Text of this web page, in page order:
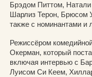
Брэдом Питтом,
Шарлиз Терон, Брюсом
также с номинантами и
Режиссёром
Окерман, который
включая интервью с
Луисом Си Кеем,